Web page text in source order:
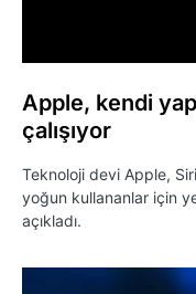
Apple, kendi
çalışıyor
Teknoloji devi Apple,
yoğun kullananlar için
açıkladı.